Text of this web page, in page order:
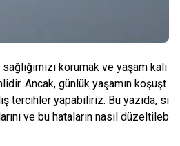
korumak ve yaşam kali
Ancak, günlük yaşamın koşuşt
tercihler yapabiliriz. Bu yazıda, sı
ve bu hataların nasıl düzeltileb